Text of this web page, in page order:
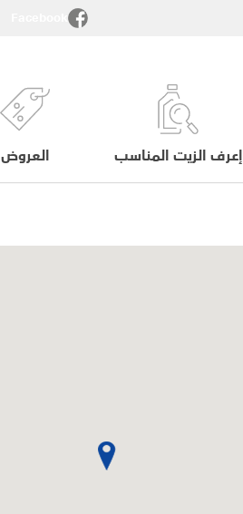
العروض إعرف الزيت المناسب